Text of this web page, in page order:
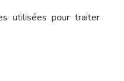
utilisées pour traiter